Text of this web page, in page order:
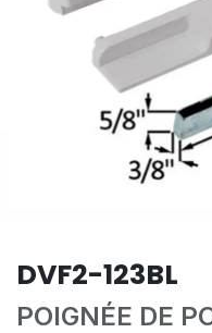
DVF2-123BL
POIGNÉE DE